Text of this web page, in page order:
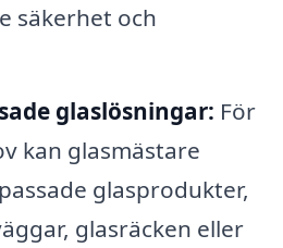
säkerhet och
glaslösningar: För
kan glasmästare
glasprodukter,
glasräcken eller